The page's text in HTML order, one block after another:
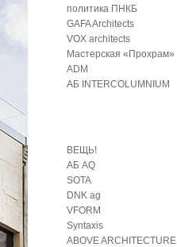
политика ПНКБ
GAFA Architects
VOX architects
Мастерская «Прохрам»
ADM
АБ INTERCOLUMNIUM
ВЕЩЬ!
АБ AQ
SOTA
DNK ag
VFORM
Syntaxis
ABOVE ARCHITECTURE